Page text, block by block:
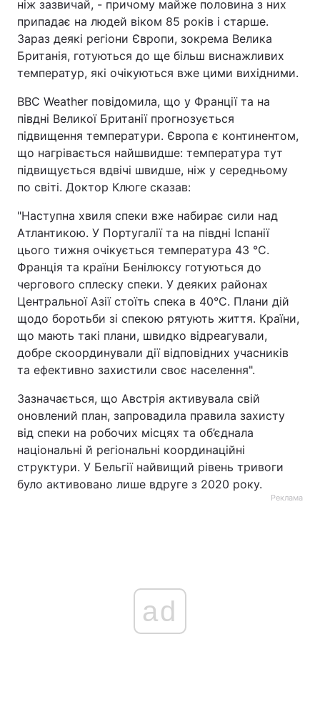
ніж зазвичай, - причому майже половина з них
припадає на людей віком 85 років і старше.
Зараз деякі регіони Європи, зокрема Велика
Британія, готуються до ще більш виснажливих
температур, які очікуються вже цими вихідними.
BBC Weather повідомила, що у Франції та на
півдні Великої Британії прогнозується
підвищення температури. Європа є континентом,
що нагрівається найшвидше: температура тут
підвищується вдвічі швидше, ніж у середньому
по світі. Доктор Клюге сказав:
"Наступна хвиля спеки вже набирає сили над
Атлантикою. У Португалії та на півдні Іспанії
цього тижня очікується температура 43 °C.
Франція та країни Бенілюксу готуються до
чергового сплеску спеки. У деяких районах
Центральної Азії стоїть спека в 40°C. Плани дій
щодо боротьби зі спекою рятують життя. Країни,
що мають такі плани, швидко відреагували,
добре скоординували дії відповідних учасників
та ефективно захистили своє населення".
Зазначається, що Австрія активувала свій
оновлений план, запровадила правила захисту
від спеки на робочих місцях та об’єднала
національні й регіональні координаційні
структури. У Бельгії найвищий рівень тривоги
було активовано лише вдруге з 2020 року.
Реклама
ad